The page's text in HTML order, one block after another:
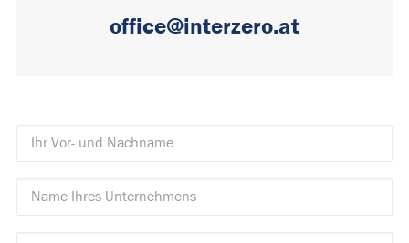
office@interzero.at